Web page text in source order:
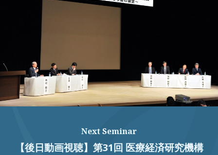
Next Seminar
【後日動画視聴】第31回 医療経済研究機構